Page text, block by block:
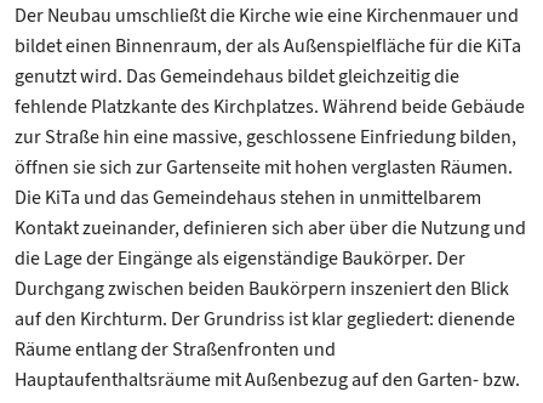
Der Neubau umschließt die Kirche wie eine Kirchenmauer und
bildet einen Binnenraum, der als Außenspielfläche für die KiTa
genutzt wird. Das Gemeindehaus bildet gleichzeitig die
fehlende Platzkante des Kirchplatzes. Während beide Gebäude
zur Straße hin eine massive, geschlossene Einfriedung bilden,
öffnen sie sich zur Gartenseite mit hohen verglasten Räumen.
Die KiTa und das Gemeindehaus stehen in unmittelbarem
Kontakt zueinander, definieren sich aber über die Nutzung und
die Lage der Eingänge als eigenständige Baukörper. Der
Durchgang zwischen beiden Baukörpern inszeniert den Blick
auf den Kirchturm. Der Grundriss ist klar gegliedert: dienende
Räume entlang der Straßenfronten und
Hauptaufenthaltsräume mit Außenbezug auf den Garten- bzw.